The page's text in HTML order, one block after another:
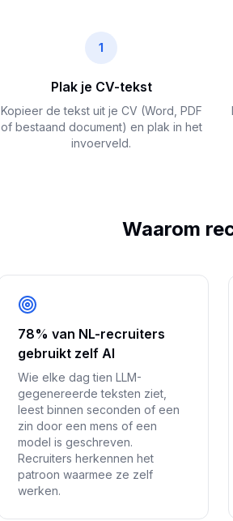
1
Plak je CV-tekst
Kopieer de tekst uit je CV (Word, PDF
of bestaand document) en plak in het
invoerveld.
Waarom
78% van NL-recruiters
gebruikt zelf AI
Wie elke dag tien LLM-
gegenereerde teksten ziet,
leest binnen seconden of een
zin door een mens of een
model is geschreven.
Recruiters herkennen het
patroon waarmee ze zelf
werken.